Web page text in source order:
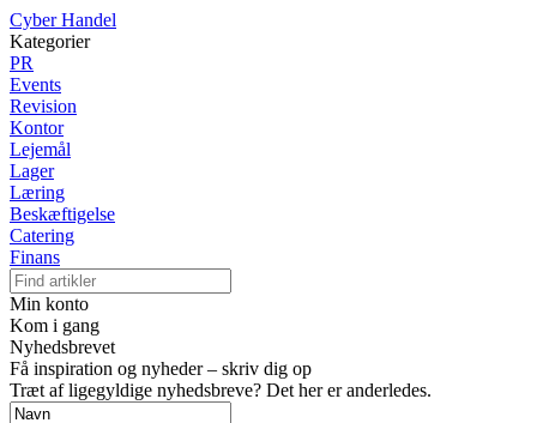
Cyber Handel
Kategorier
PR
Events
Revision
Kontor
Lejemål
Lager
Læring
Beskæftigelse
Catering
Finans
Min konto
Kom i gang
Nyhedsbrevet
Få inspiration og nyheder – skriv dig op
Træt af ligegyldige nyhedsbreve? Det her er anderledes.